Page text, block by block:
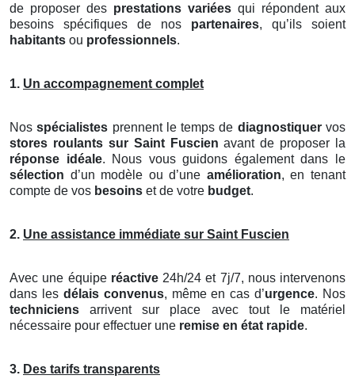
de proposer des prestations variées qui répondent aux
besoins spécifiques de nos partenaires, qu’ils soient
habitants ou professionnels.
1. Un accompagnement complet
Nosspécialistes prennent le temps de diagnostiquervos
stores roulants sur Saint Fuscienavant de proposer la
réponse idéale. Nous vous guidons également dans le
sélection d’un modèle ou d’une amélioration, en tenant
compte de vos besoins et de votre budget.
2. Une assistance immédiate sur Saint Fuscien
Avec une équipe réactive24h/24 et 7j/7, nous intervenons
dans les délais convenus, même en cas d’urgence. Nos
techniciens arrivent sur place avec tout le matériel
nécessaire pour effectuer une remise en état rapide.
3. Des tarifs transparents